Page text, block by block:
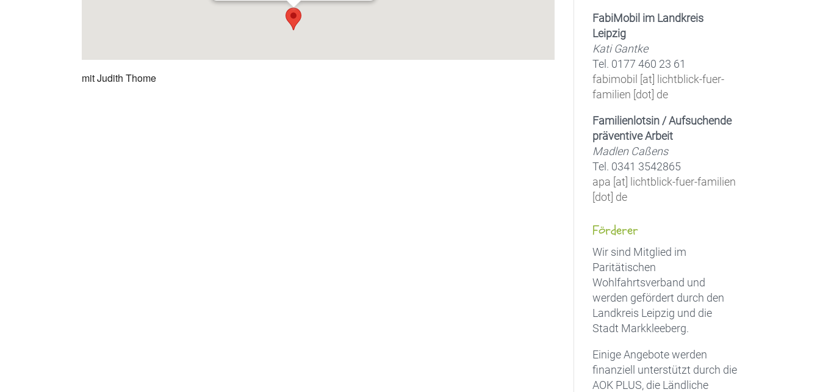
mit Judith Thome
FabiMobil im Landkreis
Leipzig
Kati Gantke
Tel. 0177 460 23 61
fabimobil [at] lichtblick-fuer-
familien [dot] de
Familienlotsin / Aufsuchende
präventive Arbeit
Madlen Caßens
Tel. 0341 3542865
apa [at] lichtblick-fuer-familien
[dot] de
Förderer
Wir sind Mitglied im
Paritätischen
Wohlfahrtsverband und
werden gefördert durch den
Landkreis Leipzig und die
Stadt Markkleeberg.
Einige Angebote werden
finanziell unterstützt durch die
AOK PLUS, die Ländliche